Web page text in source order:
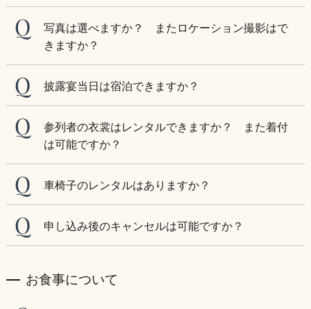
写真は選べますか？ またロケーション撮影はで
きますか？
披露宴当日は宿泊できますか？
参列者の衣裳はレンタルできますか？ また着付
は可能ですか？
車椅子のレンタルはありますか？
申し込み後のキャンセルは可能ですか？
お食事について